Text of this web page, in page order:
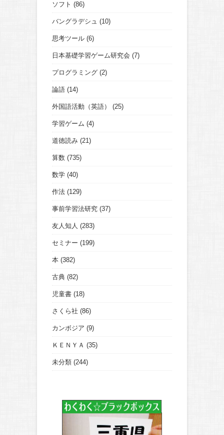
ソフト (86)
バングラデシュ (10)
思考ツール (6)
日本基礎学習ゲーム研究会 (7)
プログラミング (2)
論語 (14)
外国語活動（英語） (25)
学習ゲーム (4)
道徳読み (21)
算数 (735)
数学 (40)
作法 (129)
事前学習法研究 (37)
友人知人 (283)
セミナー (199)
本 (382)
古典 (82)
児童書 (18)
さくら社 (86)
カンボジア (9)
ＫＥＮＹＡ (35)
未分類 (244)